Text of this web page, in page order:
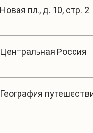
Новая пл., д. 10, стр. 2
Центральная Россия
География